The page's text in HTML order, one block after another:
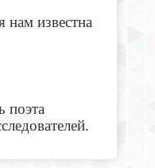
известна
поэта